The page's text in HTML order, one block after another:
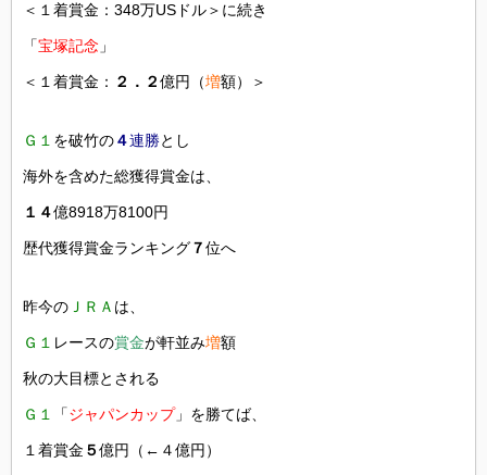
＜１着賞金：348万USドル＞に続き
「宝塚記念 」
＜１着賞金： ２．２億円（増額）＞
Ｇ１ を破竹の４連勝とし
海外を含めた総獲得賞金は、
１４億8918万8100円
歴代獲得賞金ランキング７位へ
昨今の ＪＲＡ は、
Ｇ１ レースの賞金が軒並み増額
秋の大目標とされる
Ｇ１ 「ジャパンカップ」を勝てば、
１着賞金 ５億円（←４億円）